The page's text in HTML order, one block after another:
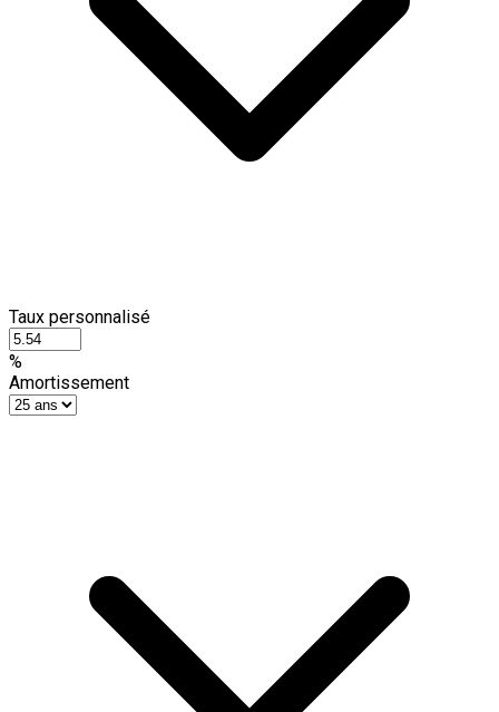
Taux personnalisé
%
Amortissement